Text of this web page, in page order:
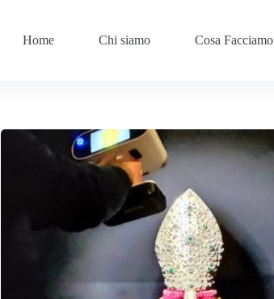
Home Chi siamo Cosa Facciamo